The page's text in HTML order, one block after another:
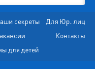
секреты
Для Юр. лиц
Контакты
для детей